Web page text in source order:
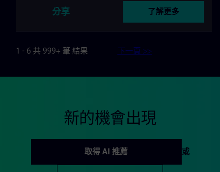
分享 了解更多
1 - 6 共 999+ 筆 結果 下一頁 >>
新的機會出現
取得 AI 推薦 或